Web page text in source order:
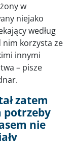
w
niejako
według
nim korzysta ze
innymi
– pisze
zatem
potrzeby
nie